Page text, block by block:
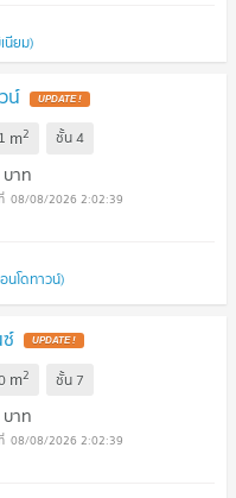
นียม)
น์
m2 ชั้น4
บาท
08/08/2026 2:02:39
นโดทาวน์)
m2 ชั้น 7
บาท
08/08/2026 2:02:39